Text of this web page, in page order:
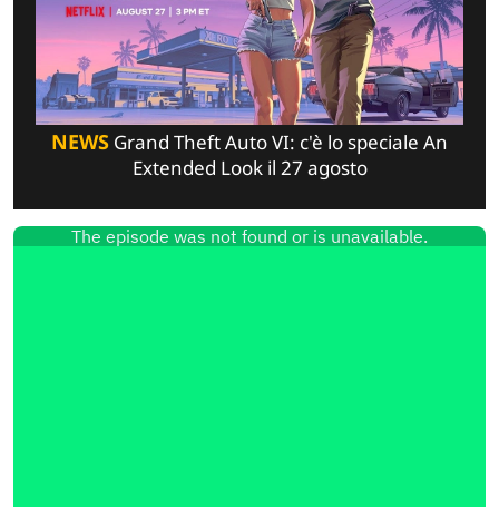
NEWS Grand Theft Auto VI: c'è lo speciale An
Extended Look il 27 agosto